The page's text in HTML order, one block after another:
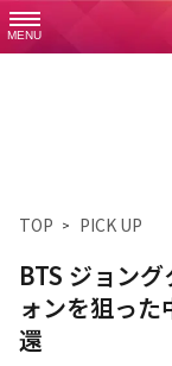
MENU
TOP PICK UP
BTS ジョン
ォンを狙っ
還